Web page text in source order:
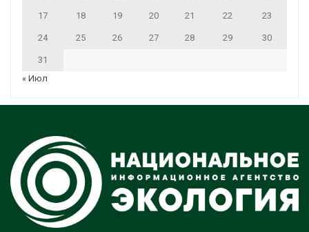
17 18 19 20 21 22 23
24 25 26 27 28 29 30
31
« Июл